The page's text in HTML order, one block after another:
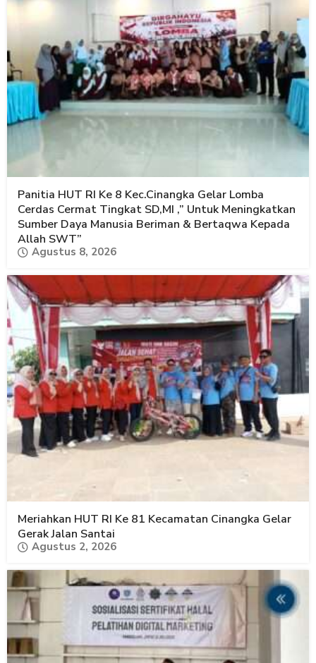
Panitia HUT RI Ke 8 Kec.Cinangka Gelar Lomba
Cerdas Cermat Tingkat SD,MI ,” Untuk Meningkatkan
Sumber Daya Manusia Beriman & Bertaqwa Kepada
Allah SWT”
Agustus 8, 2026
Meriahkan HUT RI Ke 81 Kecamatan Cinangka Gelar
Gerak Jalan Santai
Agustus 2, 2026